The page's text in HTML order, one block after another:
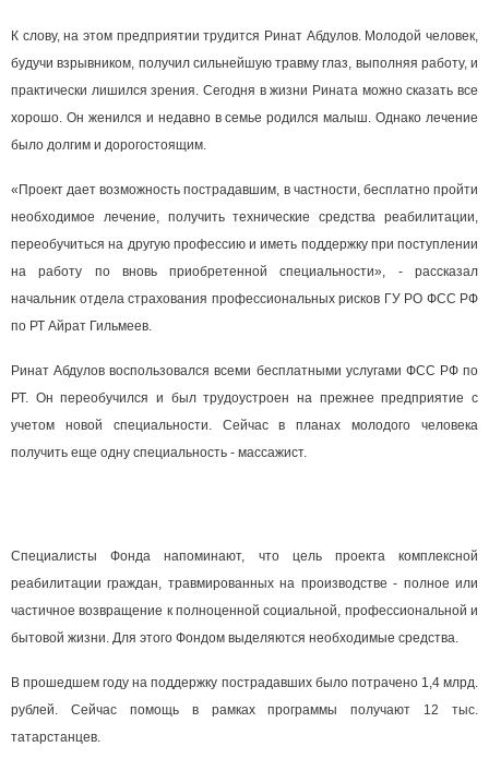
К слову, на этом предприятии трудится Ринат Абдулов. Молодой человек,
будучи взрывником, получил сильнейшую травму глаз, выполняя работу, и
практически лишился зрения. Сегодня в жизни Рината можно сказать все
хорошо. Он женился и недавно в семье родился малыш. Однако лечение
было долгим и дорогостоящим.
«Проект дает возможность пострадавшим, в частности, бесплатно пройти
необходимое лечение, получить технические средства реабилитации,
переобучиться на другую профессию и иметь поддержку при поступлении
на работу по вновь приобретенной специальности», - рассказал
начальник отдела страхования профессиональных рисков ГУ РО ФСС РФ
по РТ Айрат Гильмеев.
Ринат Абдулов воспользовался всеми бесплатными услугами ФСС РФ по
РТ. Он переобучился и был трудоустроен на прежнее предприятие с
учетом новой специальности. Сейчас в планах молодого человека
получить еще одну специальность - массажист.
Специалисты Фонда напоминают, что цель проекта комплексной
реабилитации граждан, травмированных на производстве - полное или
частичное возвращение к полноценной социальной, профессиональной и
бытовой жизни. Для этого Фондом выделяются необходимые средства.
В прошедшем году на поддержку пострадавших было потрачено 1,4 млрд.
рублей. Сейчас помощь в рамках программы получают 12 тыс.
татарстанцев.